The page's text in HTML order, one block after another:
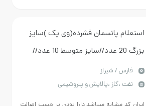
پانسمان فشرده(وی پک )سایز
بزرگ 20 عدد//سایز متوسط 10 عدد//
5 عدد
/ شیراز
،گاز ،پالایش و پتروشیمی